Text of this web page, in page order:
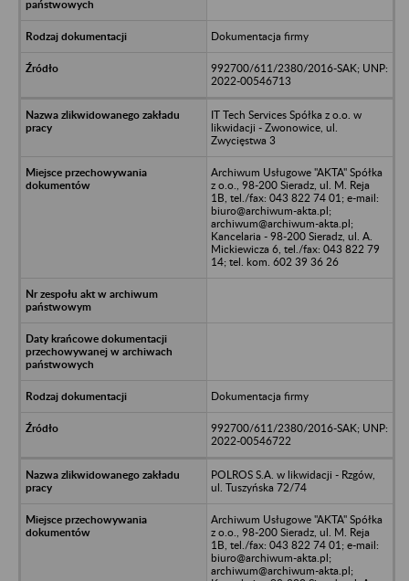
Dokumentacja firmy
992700/611/2380/2016-SAK; UNP:
2022-00546713
IT Tech Services Spółka z o.o. w
likwidacji - Zwonowice, ul.
Zwycięstwa 3
Archiwum Usługowe "AKTA" Spółka
z o.o., 98-200 Sieradz, ul. M. Reja
1B, tel./fax: 043 822 74 01; e-mail:
biuro@archiwum-akta.pl;
archiwum@archiwum-akta.pl;
Kancelaria - 98-200 Sieradz, ul. A.
Mickiewicza 6, tel./fax: 043 822 79
14; tel. kom. 602 39 36 26
Dokumentacja firmy
992700/611/2380/2016-SAK; UNP:
2022-00546722
POLROS S.A. w likwidacji - Rzgów,
ul. Tuszyńska 72/74
Archiwum Usługowe "AKTA" Spółka
z o.o., 98-200 Sieradz, ul. M. Reja
1B, tel./fax: 043 822 74 01; e-mail:
biuro@archiwum-akta.pl;
archiwum@archiwum-akta.pl;